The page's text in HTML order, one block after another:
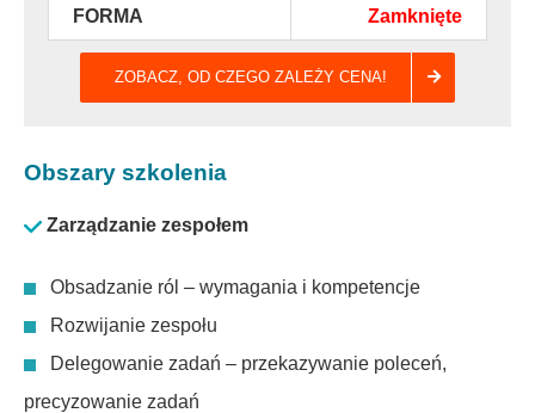
FORMA Zamknięte
ZOBACZ, OD CZEGO ZALEŻY CENA!
Obszary szkolenia
Zarządzanie zespołem
Obsadzanie ról – wymagania i kompetencje
Rozwijanie zespołu
Delegowanie zadań – przekazywanie poleceń,
precyzowanie zadań